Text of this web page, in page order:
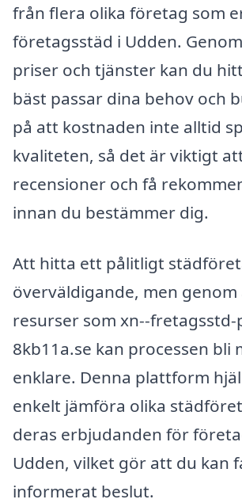
från flera olika företag som
företagsstäd i Udden.
priser och tjänster kan du
bäst passar dina behov och
på att kostnaden inte alltid
kvaliteten, så det är viktigt
recensioner och få
innan du bestämmer dig.
Att hitta ett pålitligt
överväldigande, men
resurser som xn--fretagsstd-
8kb11a.se kan processen bli
enklare. Denna plattform
enkelt jämföra olika
deras erbjudanden för
Udden, vilket gör att du kan
informerat beslut.